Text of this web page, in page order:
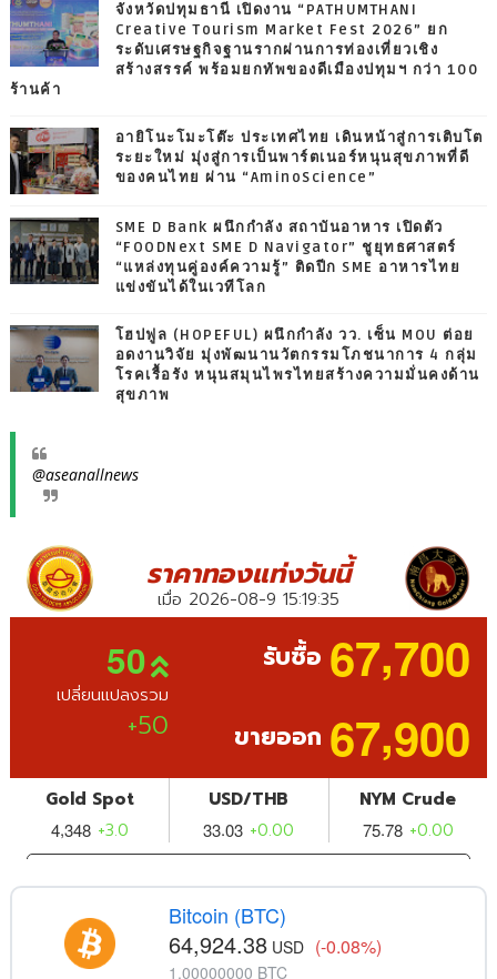
จังหวัดปทุมธานี เปิดงาน “PATHUMTHANI
Creative Tourism Market Fest 2026” ยก
ระดับเศรษฐกิจฐานรากผ่านการท่องเที่ยวเชิง
สร้างสรรค์ พร้อมยกทัพของดีเมืองปทุมฯ กว่า 100
ร้านค้า
อายิโนะโมะโต๊ะ ประเทศไทย เดินหน้าสู่การเติบโต
ระยะใหม่ มุ่งสู่การเป็นพาร์ตเนอร์หนุนสุขภาพที่ดี
ของคนไทย ผ่าน “AminoScience”
SME D Bank ผนึกกำลัง สถาบันอาหาร เปิดตัว
“FOODNext SME D Navigator” ชูยุทธศาสตร์
“แหล่งทุนคู่องค์ความรู้” ติดปีก SME อาหารไทย
แข่งขันได้ในเวทีโลก
โฮปฟูล (HOPEFUL) ผนึกกำลัง วว. เซ็น MOU ต่อย
อดงานวิจัย มุ่งพัฒนานวัตกรรมโภชนาการ 4 กลุ่ม
โรคเรื้อรัง หนุนสมุนไพรไทยสร้างความมั่นคงด้าน
สุขภาพ
@aseanallnews
Bitcoin (BTC)
64,924.38 USD (-0.08%)
1.00000000 BTC